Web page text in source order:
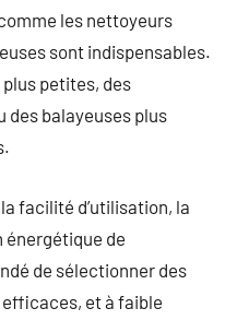
les nettoyeurs
sont indispensables.
petites, des
des balayeuses plus
facilité d’utilisation, la
de
de sélectionner des
et à faible